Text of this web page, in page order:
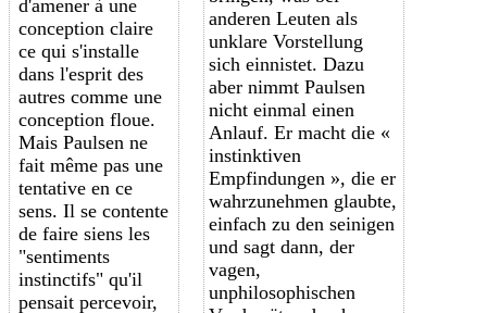
d'amener à une
conception claire
ce qui s'installe
dans l'esprit des
autres comme une
conception floue.
Mais Paulsen ne
fait même pas une
tentative en ce
sens. Il se contente
de faire siens les
"sentiments
instinctifs" qu'il
pensait percevoir,
anderen Leuten als
unklare Vorstellung
sich einnistet. Dazu
aber nimmt Paulsen
nicht einmal einen
Anlauf. Er macht die «
instinktiven
Empfindungen », die er
wahrzunehmen glaubte,
einfach zu den seinigen
und sagt dann, der
vagen,
unphilosophischen